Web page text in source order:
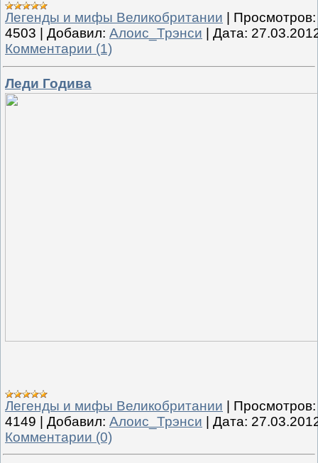
Легенды и мифы Великобритании
Просмотров:
4503
Добавил: Алоис_Трэнси Дата:
Комментарии (1)
Леди Годива
Легенды и мифы Великобритании
Просмотров:
4149
Добавил: Алоис_Трэнси Дата:
Комментарии (0)